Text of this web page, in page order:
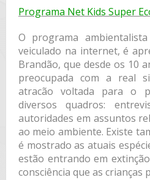
Programa Net Kids Super
O programa ambientalista
veiculado na internet, é
Brandão, que desde os 10
preocupada com a real
atracão voltada para o
diversos quadros:
autoridades em assuntos
ao meio ambiente. Existe
é mostrado as atuais
estão entrando em
consciência que as crianças